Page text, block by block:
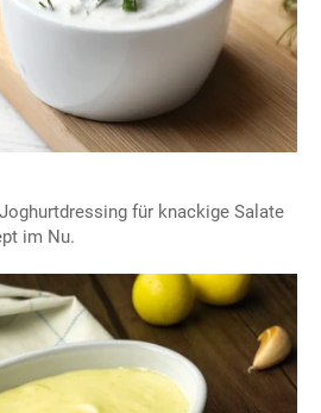
für knackige Salate
im Nu.